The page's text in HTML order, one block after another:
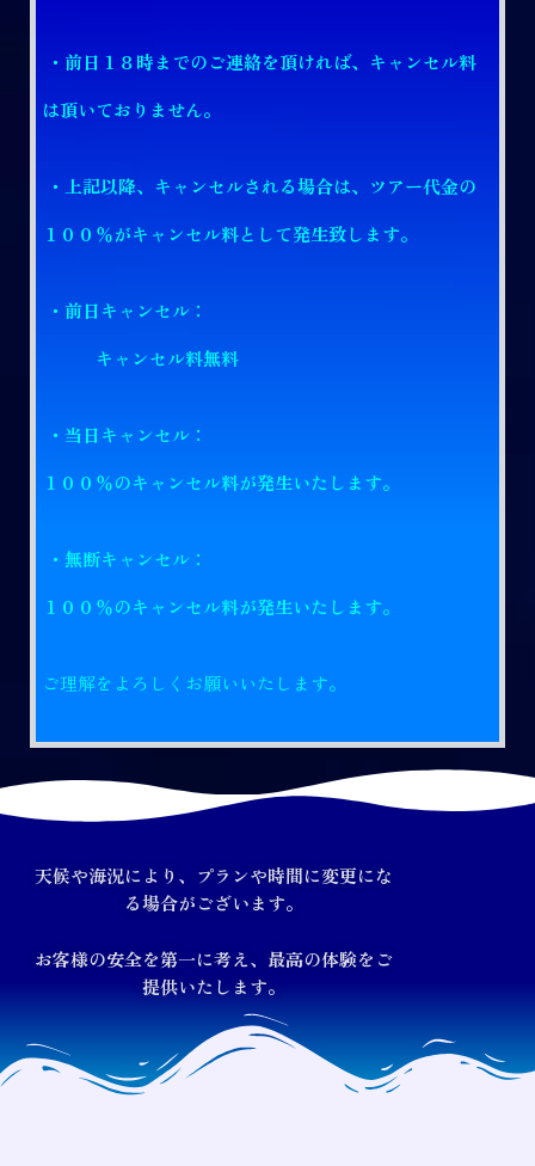
・前日１８時までのご連絡を頂ければ、キャンセル料
は頂いておりません。
・上記以降、キャンセルされる場合は、 ツアー代金の
１００％がキャンセル料として発生致します。
・前日キャンセル：
キャンセル料無料
・当日キャンセル：
１００％のキャンセル料が発生いたします。
・無断キャンセル：
１００％のキャンセル料が発生いたします。
ご理解をよろしくお願いいたします。
天候や海況により、プランや時間に変更にな
る場合がございます。
お客様の安全を第一に考え、最高の体験をご
提供いたします。